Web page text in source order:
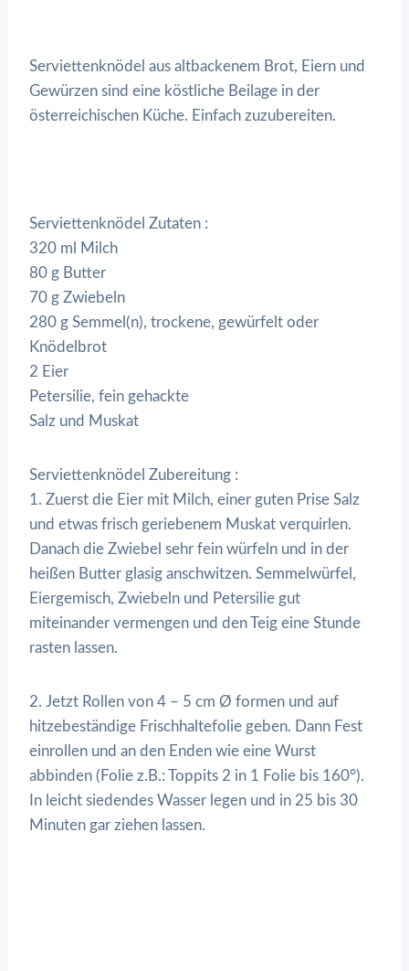
Serviettenknödel aus altbackenem Brot, Eiern und
Gewürzen sind eine köstliche Beilage in der
österreichischen Küche. Einfach zuzubereiten.
Serviettenknödel Zutaten :
320 ml Milch
80 g Butter
70 g Zwiebeln
280 g Semmel(n), trockene, gewürfelt oder
Knödelbrot
2 Eier
Petersilie, fein gehackte
Salz und Muskat
Serviettenknödel Zubereitung :
1. Zuerst die Eier mit Milch, einer guten Prise Salz
und etwas frisch geriebenem Muskat verquirlen.
Danach die Zwiebel sehr fein würfeln und in der
heißen Butter glasig anschwitzen. Semmelwürfel,
Eiergemisch, Zwiebeln und Petersilie gut
miteinander vermengen und den Teig eine Stunde
rasten lassen.
2. Jetzt Rollen von 4 – 5 cm Ø formen und auf
hitzebeständige Frischhaltefolie geben. Dann Fest
einrollen und an den Enden wie eine Wurst
abbinden (Folie z.B.: Toppits 2 in 1 Folie bis 160°).
In leicht siedendes Wasser legen und in 25 bis 30
Minuten gar ziehen lassen.